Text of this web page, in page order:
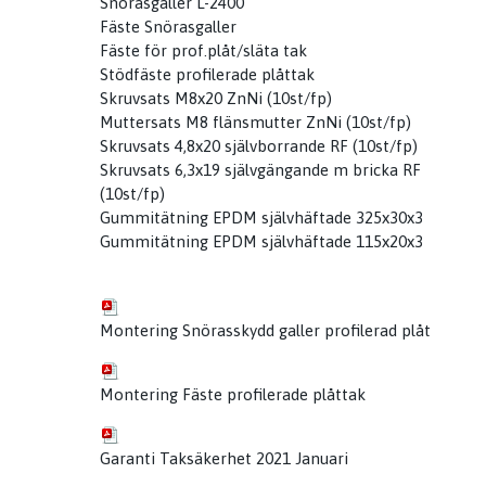
Fäste Snörasgaller
Fäste för prof.plåt/släta tak
Stödfäste profilerade plåttak
Skruvsats M8x20 ZnNi (10st/fp)
Muttersats M8 flänsmutter ZnNi (10st/fp)
Skruvsats 4,8x20 självborrande RF (10st/fp)
Skruvsats 6,3x19 självgängande m bricka RF
(10st/fp)
Gummitätning EPDM självhäftade 325x30x3
Gummitätning EPDM självhäftade 115x20x3
Montering Snörasskydd galler profilerad plåt
Montering Fäste profilerade plåttak
Garanti Taksäkerhet 2021 Januari